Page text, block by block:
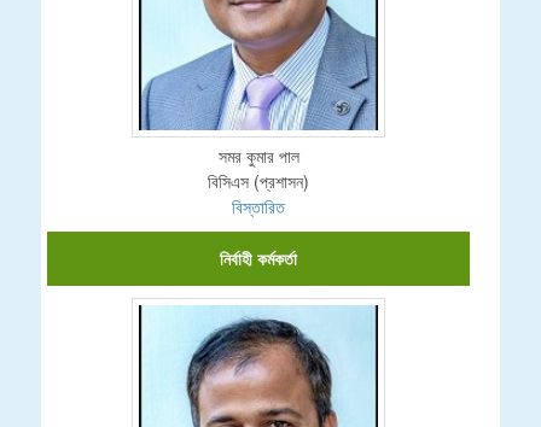
সমর কুমার পাল
বিসিএস (প্রশাসন)
বিস্তারিত
নির্বাহী কর্মকর্তা